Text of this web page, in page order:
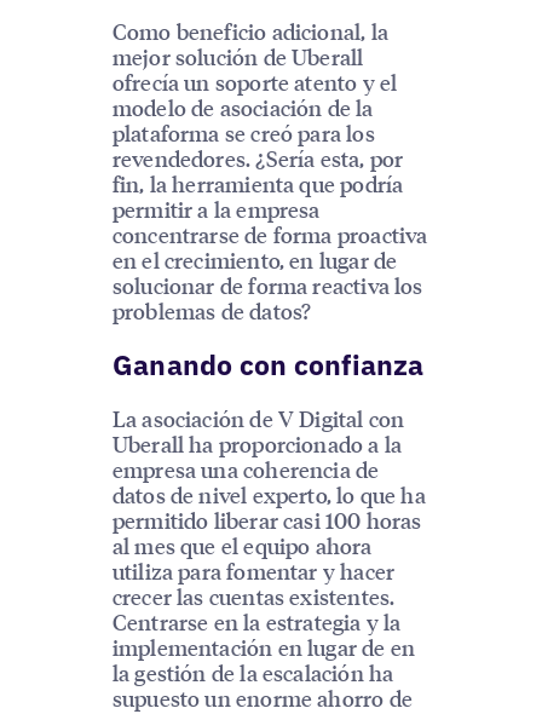
Como beneficio adicional, la
mejor solución de Uberall
ofrecía un soporte atento y el
modelo de asociación de la
plataforma se creó para los
revendedores. ¿Sería esta, por
fin, la herramienta que podría
permitir a la empresa
concentrarse de forma proactiva
en el crecimiento, en lugar de
solucionar de forma reactiva los
problemas de datos?
Ganando con confianza
La asociación de V Digital con
Uberall ha proporcionado a la
empresa una coherencia de
datos de nivel experto, lo que ha
permitido liberar casi 100 horas
al mes que el equipo ahora
utiliza para fomentar y hacer
crecer las cuentas existentes.
Centrarse en la estrategia y la
implementación en lugar de en
la gestión de la escalación ha
supuesto un enorme ahorro de